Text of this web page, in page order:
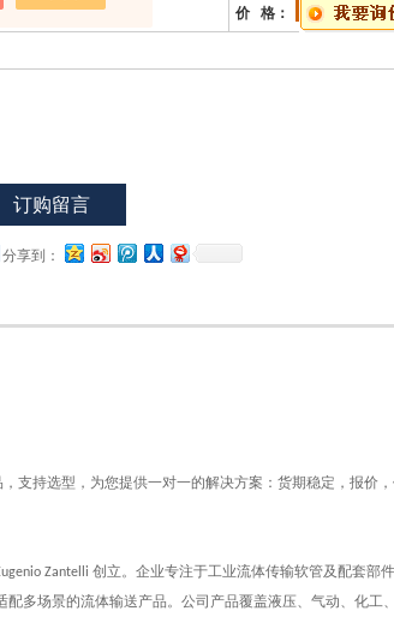
号： PE-86T 价 格：
订购留言
分享到：
支持选型，为您提供一对一的解决方案：货期稳定，报价
Zantelli 创立。企业专注于工业流体传输软管及配套部
多场景的流体输送产品。公司产品覆盖液压、气动、化工